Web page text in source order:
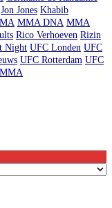
Jon Jones Khabib
MMA DNA MMA
Rico Verhoeven Rizin
Night UFC Londen UFC
UFC Rotterdam UFC